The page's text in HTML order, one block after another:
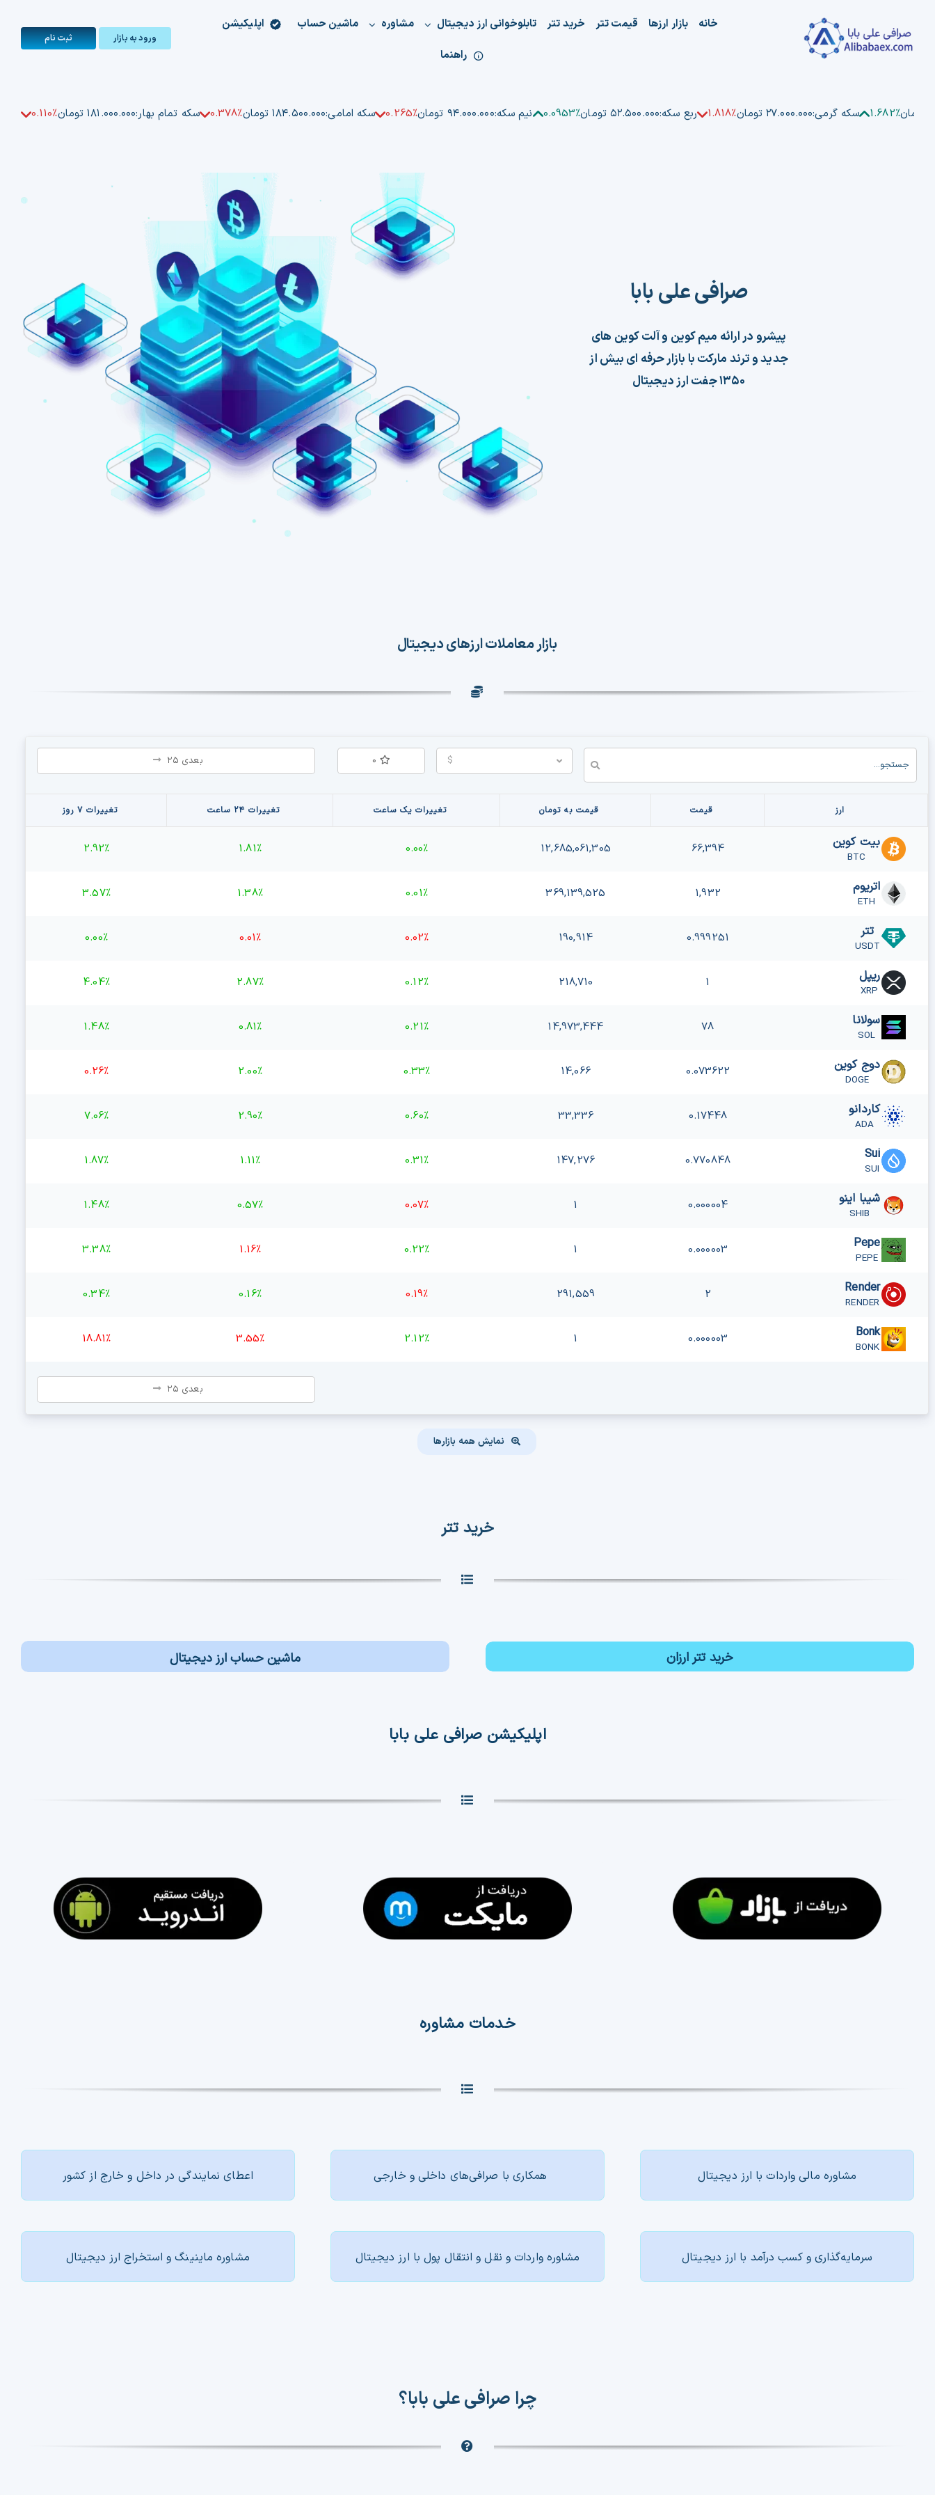
content
خانه بازار ارزها قیمت تتر خرید تتر تابلوخوانی ارز دیجیتال مشاوره ماشین حساب
اپلیکیشن
راهنما
ورود به بازار ثبت‌ نام
1.682% سکه گرمی:۲۷.۰۰۰.۰۰۰ تومان 1.818% ربع سکه:۵۲.۵۰۰.۰۰۰ تومان 0.0953% نیم سکه:۹۴.۰۰۰.۰۰۰ تومان 0.265% سکه امامی:۱۸۴.۵۰۰.۰۰۰ تومان 0.378% سکه تمام بهار:۱۸۱.۰۰۰.۰۰۰ تومان 0.110%
صرافی علی بابا
پیشرو در ارائه میم کوین و آلت کوین های
جدید و ترند مارکت با بازار حرفه ای بیش از
۱۳۵۰ جفت ارز دیجیتال
بازار معاملات ارزهای دیجیتال
$ بعدی ۲۵
ارز قیمت قیمت به تومان تغییرات یک ساعت تغییرات ۲۴ ساعت تغییرات ۷ روز
بیت کوین
BTC
66,394
12,685,061,305
0.00%
1.81%
2.92%
اتریوم
ETH
1,932
369,139,525
0.01%
1.38%
3.57%
تتر
USDT
0.999251
190,914
0.02%
0.01%
0.00%
ریپل
XRP
1
218,710
0.12%
2.87%
4.04%
سولانا
SOL
78
14,973,444
0.21%
0.81%
1.48%
دوج کوین
DOGE
0.073622
14,066
0.33%
2.00%
0.26%
کاردانو
ADA
0.17448
33,336
0.60%
2.90%
7.06%
Sui
SUI
0.770848
147,276
0.31%
1.11%
1.87%
شیبا اینو
SHIB
0.000004
1
0.07%
0.57%
1.48%
Pepe
PEPE
0.000003
1
0.22%
1.16%
3.38%
Render
RENDER
2
291,559
0.19%
0.16%
0.34%
Bonk
BONK
0.000003
1
2.12%
3.55%
18.81%
بعدی ۲۵
نمایش همه بازارها
خرید تتر
خرید تتر ارزان ماشین حساب ارز دیجیتال
اپلیکیشن صرافی علی بابا
خدمات مشاوره
مشاوره مالی واردات با ارز دیجیتال همکاری با صرافی‌های داخلی و خارجی اعطای نمایندگی در داخل و خارج از کشور
سرمایه‌گذاری و کسب درآمد با ارز دیجیتال مشاوره واردات و نقل و انتقال پول با ارز دیجیتال مشاوره ماینینگ و استخراج ارز دیجیتال
چرا صرافی علی بابا؟